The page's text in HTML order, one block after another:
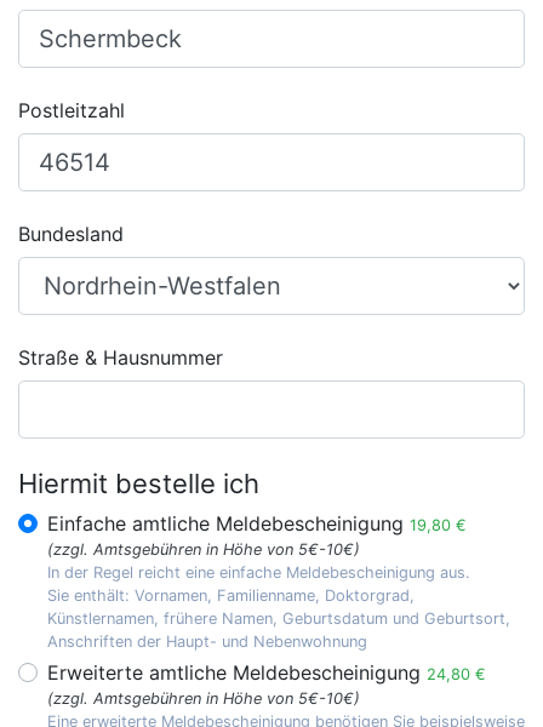
Postleitzahl
Bundesland
Straße & Hausnummer
Hiermit bestelle ich
Einfache amtliche Meldebescheinigung 19,80 €
(zzgl. Amtsgebühren in Höhe von 5€-10€)
In der Regel reicht eine einfache Meldebescheinigung aus.
Sie enthält: Vornamen, Familienname, Doktorgrad,
Künstlernamen, frühere Namen, Geburtsdatum und Geburtsort,
Anschriften der Haupt- und Nebenwohnung
Erweiterte amtliche Meldebescheinigung 24,80 €
(zzgl. Amtsgebühren in Höhe von 5€-10€)
Eine erweiterte Meldebescheinigung benötigen Sie beispielsweise